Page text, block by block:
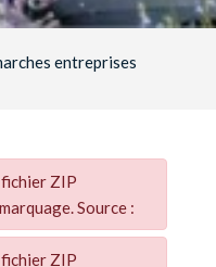
entreprises
ZIP
Source :
ZIP